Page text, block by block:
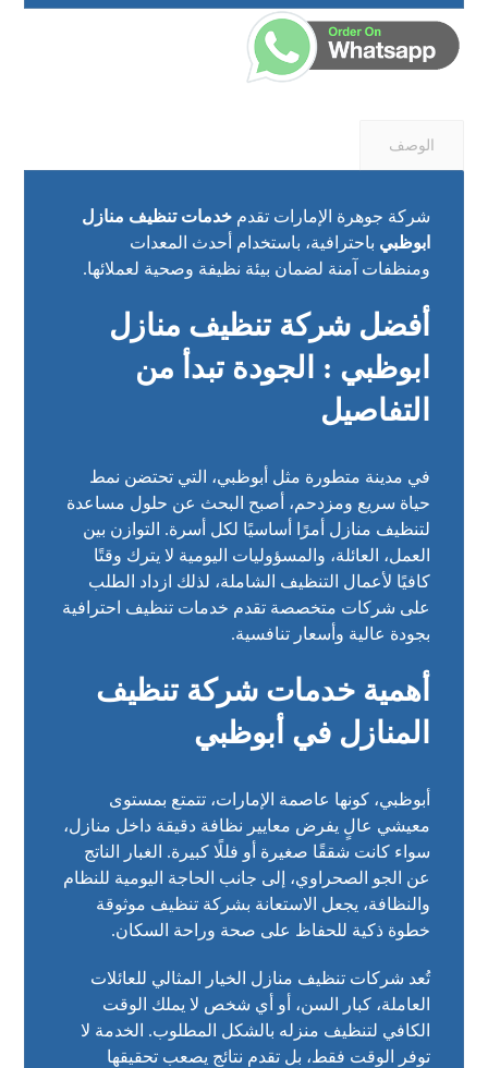
الوصف
شركة جوهرة الإمارات تقدمخدمات تنظيف منازل
ابوظبي باحترافية، باستخدام أحدث المعدات
ومنظفات آمنة لضمان بيئة نظيفة وصحية لعملائها.
أفضل شركة تنظيف منازل
ابوظبي : الجودة تبدأ من
التفاصيل
في مدينة متطورة مثل أبوظبي، التي تحتضن نمط
حياة سريع ومزدحم، أصبح البحث عن حلول مساعدة
لتنظيف منازل أمرًا أساسيًا لكل أسرة. التوازن بين
العمل، العائلة، والمسؤوليات اليومية لا يترك وقتًا
كافيًا لأعمال التنظيف الشاملة، لذلك ازداد الطلب
على شركات متخصصة تقدم خدمات تنظيف احترافية
بجودة عالية وأسعار تنافسية.
أهمية خدمات شركة تنظيف
المنازل في أبوظبي
أبوظبي، كونها عاصمة الإمارات، تتمتع بمستوى
معيشي عالٍ يفرض معايير نظافة دقيقة داخل منازل،
سواء كانت شققًا صغيرة أو فللًا كبيرة. الغبار الناتج
عن الجو الصحراوي، إلى جانب الحاجة اليومية للنظام
والنظافة، يجعل الاستعانة بشركة تنظيف موثوقة
خطوة ذكية للحفاظ على صحة وراحة السكان.
تُعد شركات تنظيف منازل الخيار المثالي للعائلات
العاملة، كبار السن، أو أي شخص لا يملك الوقت
الكافي لتنظيف منزله بالشكل المطلوب. الخدمة لا
توفر الوقت فقط، بل تقدم نتائج يصعب تحقيقها